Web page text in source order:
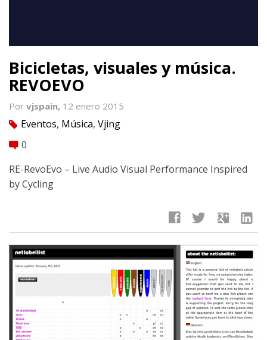
Bicicletas, visuales y música.
REVOEVO
Por vjspain, 12 enero 2015
tag Eventos, Música, Vjing
comment 0
RE-RevoEvo – Live Audio Visual Performance Inspired
by Cycling
facebook twitter google linkedin